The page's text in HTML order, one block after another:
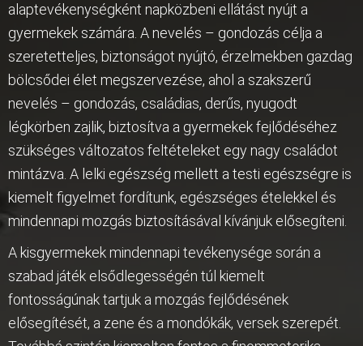
alaptevékenységként napközbeni ellátást nyújt a
gyermekek számára. A nevelés – gondozás célja a
szeretetteljes, biztonságot nyújtó, érzelmekben gazdag
bölcsődei élet megszervezése, ahol a szakszerű
nevelés – gondozás, családias, derűs, nyugodt
légkörben zajlik, biztosítva a gyermekek fejlődéséhez
szükséges változatos feltételeket egy nagy családot
mintázva. A lelki egészség mellett a testi egészségre is
kiemelt figyelmet fordítunk, egészséges ételekkel és
mindennapi mozgás biztosításával kívánjuk elősegíteni.
A kisgyermekek mindennapi tevékenysége során a
szabad játék elsődlegességén túl kiemelt
fontosságúnak tartjuk a mozgás fejlődésének
elősegítését, a zene és a mondókák, versek szerepét.